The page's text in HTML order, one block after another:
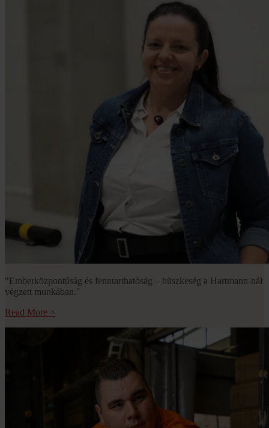
"Emberközpontúság és fenntarthatóság – büszkeség a Hartmann-nál
végzett munkában."
Read More >